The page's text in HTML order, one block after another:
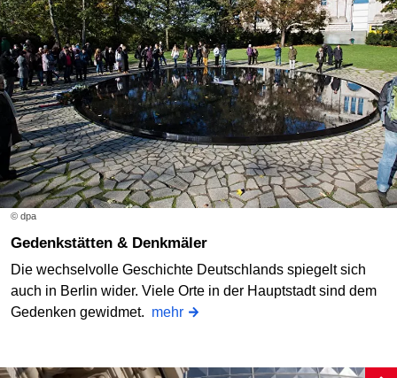
© dpa
Gedenkstätten & Denkmäler
Die wechselvolle Geschichte Deutschlands spiegelt sich
auch in Berlin wider. Viele Orte in der Hauptstadt sind dem
Gedenken gewidmet. mehr